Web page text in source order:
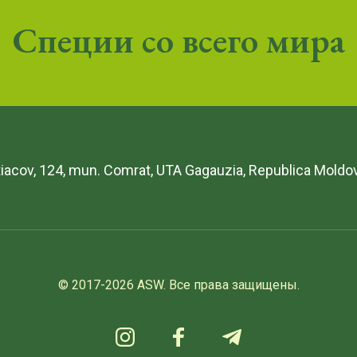
Специи со всего мира
124, mun. Comrat, UTA Gagauzia, Republica
© 2017-2026 ASW. Все права защищены.